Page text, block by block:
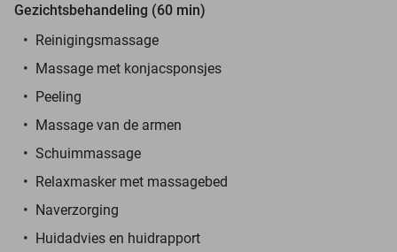
Gezichtsbehandeling (60 min)
Reinigingsmassage
Massage met konjacsponsjes
Peeling
Massage van de armen
Schuimmassage
Relaxmasker met massagebed
Naverzorging
Huidadvies en huidrapport